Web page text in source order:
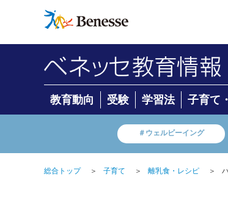
教育動向 受験 学習法 子育て
＃ウェルビーイング
総合トップ ＞ 子育て ＞ 離乳食・レシピ ＞